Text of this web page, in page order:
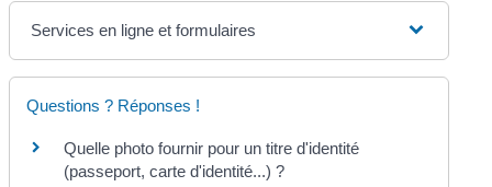
Services en ligne et formulaires
Questions ? Réponses !
Quelle photo fournir pour un titre d'identité
(passeport, carte d'identité...) ?